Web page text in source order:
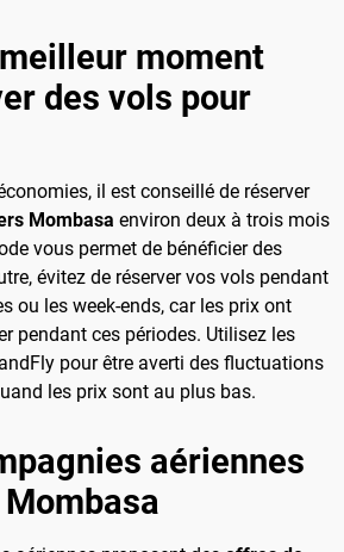
moment
des vols pour
il est conseillé de réserver
Mombasa environ deux à trois mois
vous permet de bénéficier des
évitez de réserver vos vols pendant
ou les week-ends, car les prix ont
pendant ces périodes. Utilisez les
pour être averti des fluctuations
les prix sont au plus bas.
aériennes